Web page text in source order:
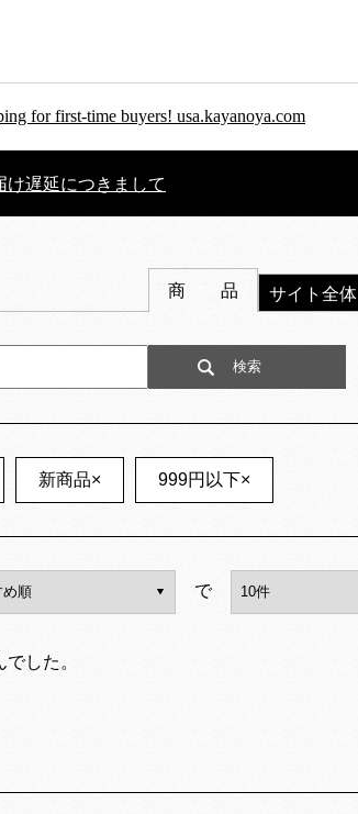
for first-time buyers! usa.kayanoya.com
遅延につきまして
商 品 サイト全体
新商品× 999円以下×
で
した。